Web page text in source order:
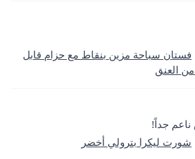
فستان سباحة مزين بنقاط مع حزام قابل
العنق
ناعم جداً!
شورت ليكرا بترولي أخضر